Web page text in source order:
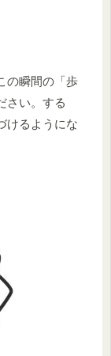
の瞬間の「歩
さい。する
けるようにな